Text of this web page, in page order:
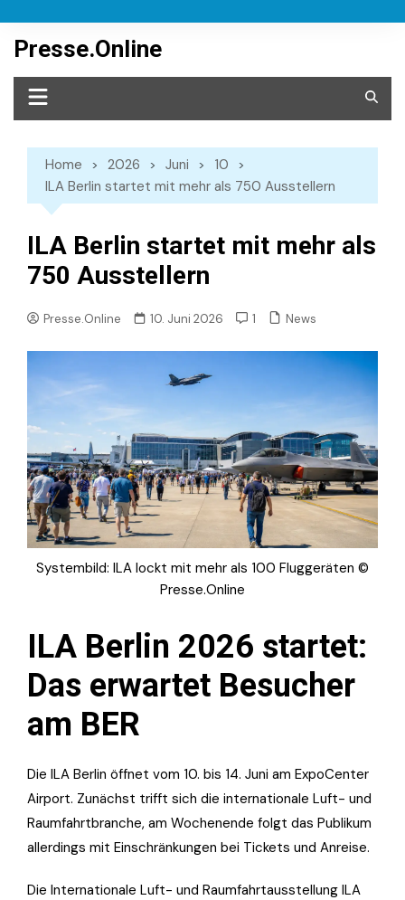
content
Presse.Online
Home 2026 Juni
10
ILA Berlin startet mit mehr als 750 Ausstellern
ILA Berlin startet mit mehr als
750 Ausstellern
Presse.Online 10. Juni 2026 1 News
Systembild: ILA lockt mit mehr als 100 Fluggeräten ©
Presse.Online
ILA Berlin 2026 startet:
Das erwartet Besucher
am BER
Die ILA Berlin öffnet vom 10. bis 14. Juni am ExpoCenter
Airport. Zunächst trifft sich die internationale Luft- und
Raumfahrtbranche, am Wochenende folgt das Publikum
allerdings mit Einschränkungen bei Tickets und Anreise.
Die Internationale Luft- und Raumfahrtausstellung ILA